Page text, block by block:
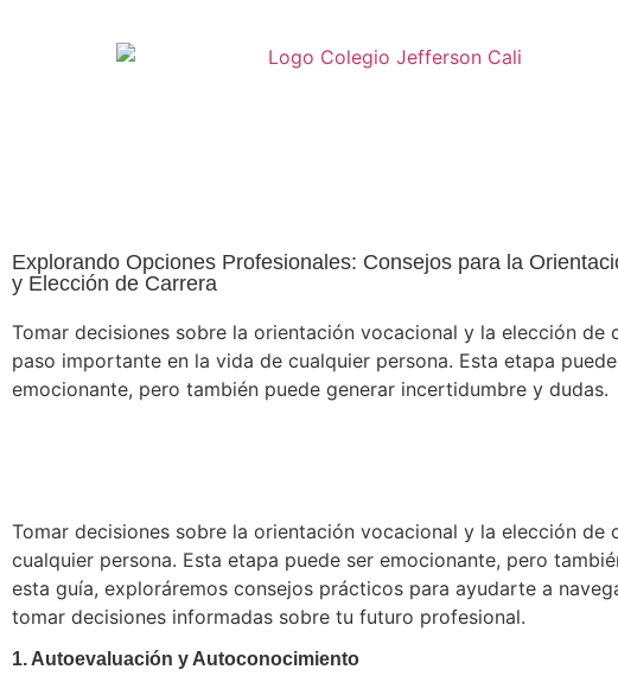
Explorando Opciones Profesionales: Consejos para la
y Elección de Carrera
Tomar decisiones sobre la orientación vocacional y la elección de
paso importante en la vida de cualquier persona. Esta etapa
emocionante, pero también puede generar incertidumbre y dudas.
Tomar decisiones sobre la orientación vocacional y la elección
cualquier persona. Esta etapa puede ser emocionante, pero
esta guía, exploráremos consejos prácticos para ayudarte a
tomar decisiones informadas sobre tu futuro profesional.
1. Autoevaluación y Autoconocimiento